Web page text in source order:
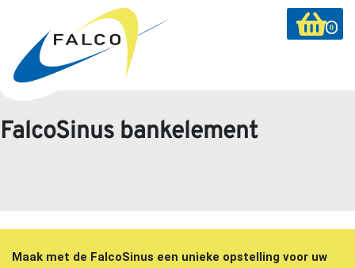
FalcoSinus bankelement
Maak met de FalcoSinus een unieke opstelling voor uw
0